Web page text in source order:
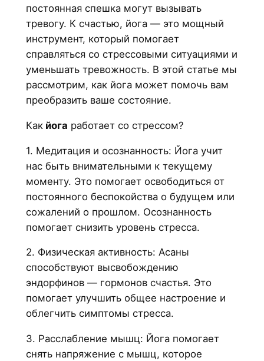
постоянная спешка могут вызывать
тревогу. К счастью, йога — это мощный
инструмент, который помогает
справляться со стрессовыми ситуациями и
уменьшать тревожность. В этой статье мы
рассмотрим, как йога может помочь вам
преобразить ваше состояние.
Какйога работает со стрессом?
1. Медитация и осознанность: Йога учит
нас быть внимательными к текущему
моменту. Это помогает освободиться от
постоянного беспокойства о будущем или
сожалений о прошлом. Осознанность
помогает снизить уровень стресса.
2. Физическая активность: Асаны
способствуют высвобождению
эндорфинов — гормонов счастья. Это
помогает улучшить общее настроение и
облегчить симптомы стресса.
3. Расслабление мышц: Йога помогает
снять напряжение с мышц, которое